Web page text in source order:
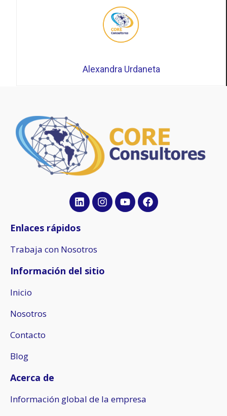
Alexandra Urdaneta
L
i
k
d
n
I
n
a
m
Y
o
F
a
Enlaces rápidos
Trabaja con Nosotros
Información del sitio
Inicio
Nosotros
Contacto
Blog
Acerca de
Información global de la empresa